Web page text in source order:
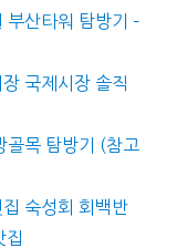
부산타워 탐방기 –
국제시장 솔직
골목 탐방기 (참고
숙성회 회백반
집